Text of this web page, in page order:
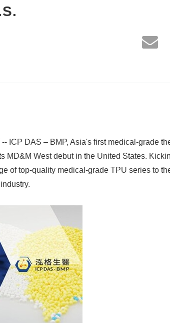
ICP DAS – BMP, Asia's first medical-grade
MD&M West debut in the United States.
of top-quality medical-grade TPU series to